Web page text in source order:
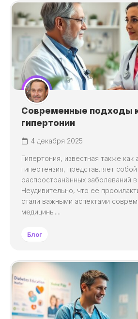
Современные подходы
гипертонии
4 декабря 2025
Гипертония, известная также как
гипертензия, представляет
распространённых заболеваний
Неудивительно, что её
стали важными аспектами
медицины....
Блог